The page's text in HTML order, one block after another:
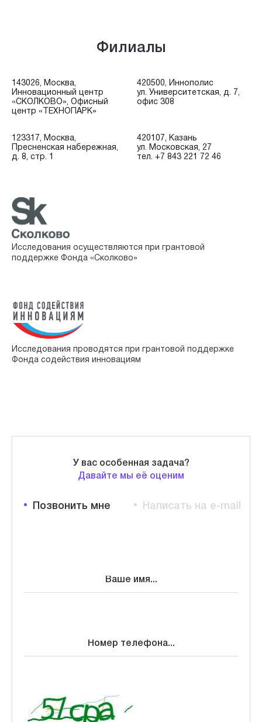
Филиалы
143026, Москва,
Инновационный центр
«СКОЛКОВО», Офисный
центр «ТЕХНОПАРК»
420500, Иннополис
ул. Университетская, д. 7,
офис 308
123317, Москва,
Пресненская набережная,
д. 8, стр. 1
420107, Казань
ул. Московская, 27
тел. +7 843 221 72 46
Исследования осуществляются при грантовой
поддержке Фонда «Сколково»
Исследования проводятся при грантовой поддержке
Фонда содействия инновациям
У вас особенная задача?
Давайте мы её оценим
Позвонить мне Написать на e-mail